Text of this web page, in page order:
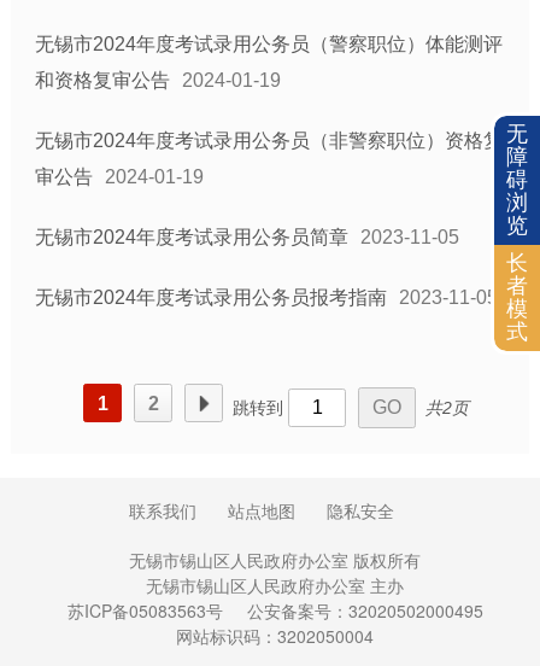
无锡市2024年度考试录用公务员（警察职位）体能测评
和资格复审公告
2024-01-19
无锡市2024年度考试录用公务员（非警察职位）资格复
审公告
2024-01-19
无锡市2024年度考试录用公务员简章 2023-11-05
无锡市2024年度考试录用公务员报考指南 2023-11-05
1 2 跳转到 共2页
联系我们 站点地图 隐私安全
无锡市锡山区人民政府办公室 版权所有
无锡市锡山区人民政府办公室 主办
苏ICP备05083563号
公安备案号：32020502000495
网站标识码：3202050004
无
障
碍
浏
览
长
者
模
式